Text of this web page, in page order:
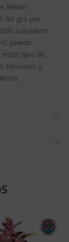
Rkiem
80 grs por
a la parte
puede
este tipo de
terrosos y